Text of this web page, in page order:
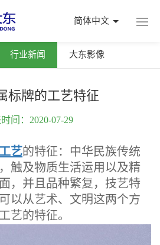
简体中文
行业新闻 大东影像
标牌的工艺特征
间：2020-07-29
艺的特征：中华民族传统
触及物质生活运用以及精
，并且品种繁复，技艺特
以从艺术、文明这两个方
艺的特征。